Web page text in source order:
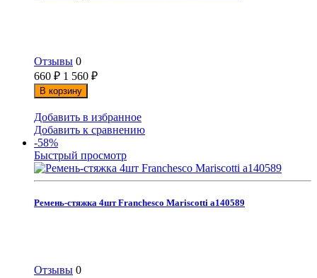
Отзывы 0
660 ₽ 1 560 ₽
В корзину
Добавить в избранное
Добавить к сравнению
-58%
Быстрый просмотр
Ремень-стяжка 4шт Franchesco Mariscotti а140589
Отзывы 0